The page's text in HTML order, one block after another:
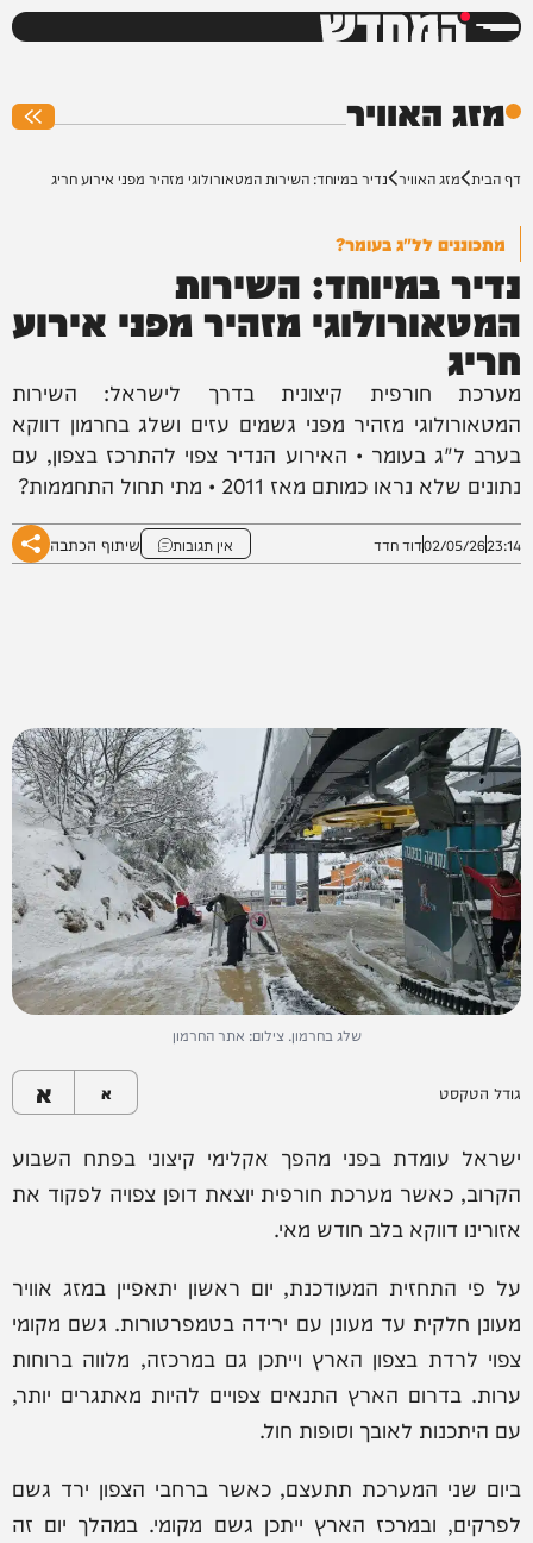
המחדש
מזג האוויר
דף הבית מזג האוויר נדיר במיוחד: השירות המטאורולוגי מזהיר מפני אירוע חריג
מתכוננים לל"ג בעומר?
נדיר במיוחד: השירות
המטאורולוגי מזהיר מפני אירוע
חריג
מערכת חורפית קיצונית בדרך לישראל: השירות
המטאורולוגי מזהיר מפני גשמים עזים ושלג בחרמון דווקא
בערב ל"ג בעומר • האירוע הנדיר צפוי להתרכז בצפון, עם
נתונים שלא נראו כמותם מאז 2011 • מתי תחול התחממות?
23:14
02/05/26דוד חדד אין תגובות שיתוף הכתבה
שלג בחרמון. צילום: אתר החרמון
גודל הטקסט א א
ישראל עומדת בפני מהפך אקלימי קיצוני בפתח השבוע
הקרוב, כאשר מערכת חורפית יוצאת דופן צפויה לפקוד את
אזורינו דווקא בלב חודש מאי.
על פי התחזית המעודכנת, יום ראשון יתאפיין במזג אוויר
מעונן חלקית עד מעונן עם ירידה בטמפרטורות. גשם מקומי
צפוי לרדת בצפון הארץ וייתכן גם במרכזה, מלווה ברוחות
ערות. בדרום הארץ התנאים צפויים להיות מאתגרים יותר,
עם היתכנות לאובך וסופות חול.
ביום שני המערכת תתעצם, כאשר ברחבי הצפון ירד גשם
לפרקים, ובמרכז הארץ ייתכן גשם מקומי. במהלך יום זה